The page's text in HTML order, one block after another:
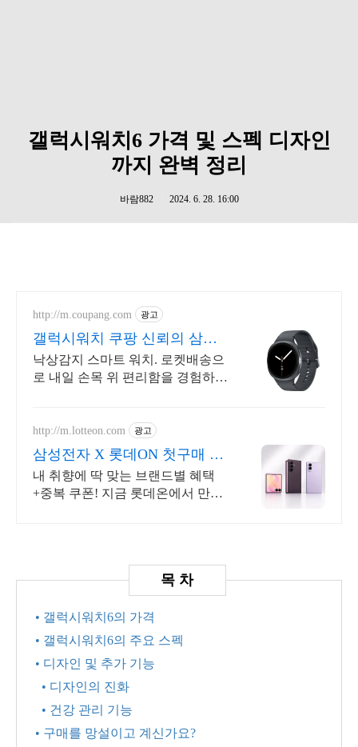
갤럭시워치6 가격 및 스펙 디자인
까지 완벽 정리
바람882 2024. 6. 28. 16:00
http://m.coupang.com 광고
갤럭시워치 쿠팡 신뢰의 삼성
워치
낙상감지 스마트 워치. 로켓배송으
로 내일 손목 위 편리함을 경험하세
하게.
http://m.lotteon.com 광고
삼성전자 X 롯데ON 첫구매 최
대 5천원 혜택!
내 취향에 딱 맞는 브랜드별 혜택
+중복 쿠폰! 지금 롯데온에서 만나
• 갤럭시워치6의 가격
• 갤럭시워치6의 주요 스펙
• 디자인 및 추가 기능
• 디자인의 진화
• 건강 관리 기능
• 구매를 망설이고 계신가요?